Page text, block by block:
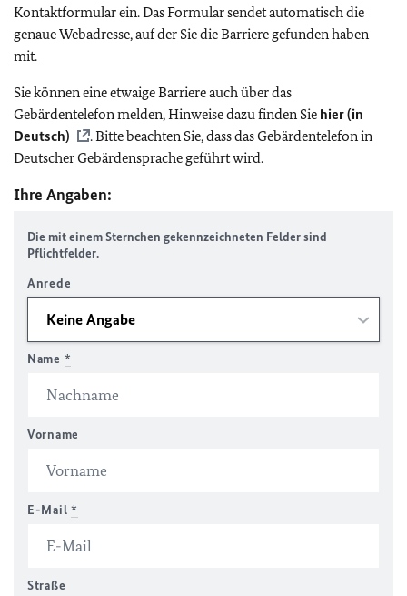
Kontaktformular ein. Das Formular sendet automatisch die
genaue Webadresse, auf der Sie die Barriere gefunden haben
mit.
Sie können eine etwaige Barriere auch über das
Gebärdentelefon melden, Hinweise dazu finden Sie hier (in
Deutsch)
. Bitte beachten Sie, dass das Gebärdentelefon in
Deutscher Gebärdensprache geführt wird.
Ihre Angaben:
Die mit einem Sternchen gekennzeichneten Felder sind
Pflichtfelder.
Anrede
Name *
Vorname
E-Mail *
Straße